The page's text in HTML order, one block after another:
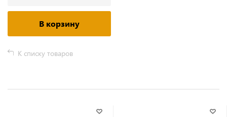
В корзину
К списку товаров